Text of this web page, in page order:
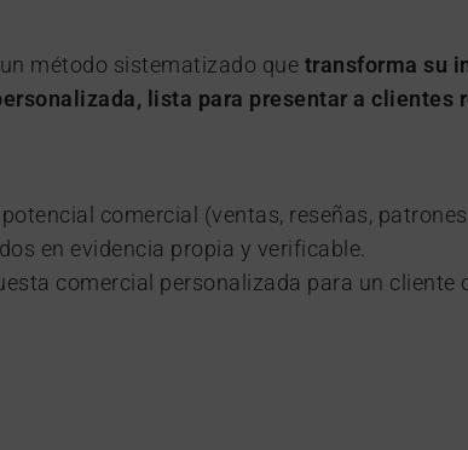
método sistematizado que transforma su
lista para presentar a clientes
comercial (ventas, reseñas, patrones
en evidencia propia y verificable.
comercial personalizada para un cliente